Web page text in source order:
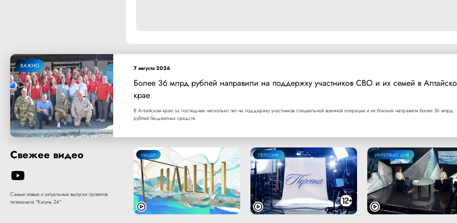
ВАЖНО 7 августа 2026
Более 36 млрд рублей направили на поддержку участников СВО и их семей в
крае
В Алтайском крае за последние несколько лет на поддержку участников специальной военной операции и их близких направили более 36 млрд
рублей бюджетных средств.
Свежее видео
Самые новые и актуальные выпуски проектов
телеканала "Катунь 24"
НАШИ ПЕРСОНА ИНТЕРВЬЮ ДНЯ